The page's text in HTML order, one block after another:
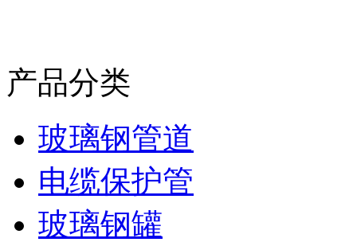
产品分类
玻璃钢管道
电缆保护管
玻璃钢罐